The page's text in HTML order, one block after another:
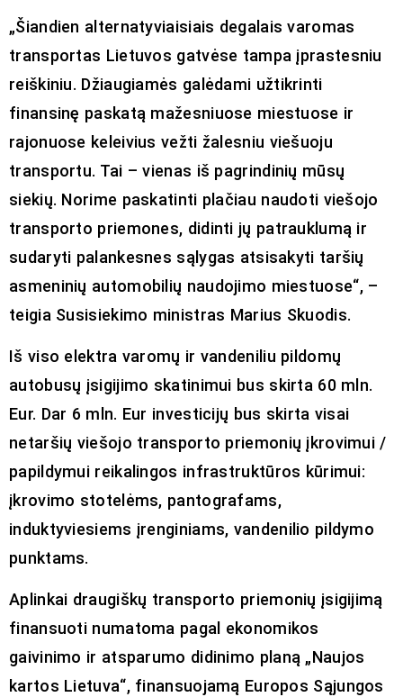
„Šiandien alternatyviaisiais degalais varomas
transportas Lietuvos gatvėse tampa įprastesniu
reiškiniu. Džiaugiamės galėdami užtikrinti
finansinę paskatą mažesniuose miestuose ir
rajonuose keleivius vežti žalesniu viešuoju
transportu. Tai – vienas iš pagrindinių mūsų
siekių. Norime paskatinti plačiau naudoti viešojo
transporto priemones, didinti jų patrauklumą ir
sudaryti palankesnes sąlygas atsisakyti taršių
asmeninių automobilių naudojimo miestuose“, –
teigia Susisiekimo ministras Marius Skuodis.
Iš viso elektra varomų ir vandeniliu pildomų
autobusų įsigijimo skatinimui bus skirta 60 mln.
Eur. Dar 6 mln. Eur investicijų bus skirta visai
netaršių viešojo transporto priemonių įkrovimui /
papildymui reikalingos infrastruktūros kūrimui:
įkrovimo stotelėms, pantografams,
induktyviesiems įrenginiams, vandenilio pildymo
punktams.
Aplinkai draugiškų transporto priemonių įsigijimą
finansuoti numatoma pagal ekonomikos
gaivinimo ir atsparumo didinimo planą „Naujos
kartos Lietuva“, finansuojamą Europos Sąjungos